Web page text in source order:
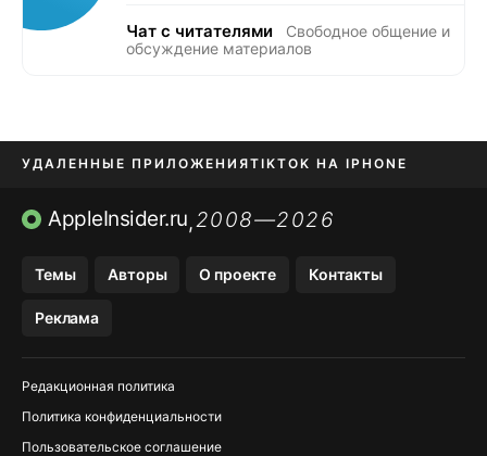
Чат с читателями
Свободное общение и
обсуждение материалов
УДАЛЕННЫЕ ПРИЛОЖЕНИЯTIKTOK НА IPHONE
ПРИЛОЖЕНИЯ БЕЗ APP STORE
AppleInsider.ru,2008—2026
Темы Авторы О проекте Контакты
Реклама
Редакционная политика
Политика конфиденциальности
Пользовательское соглашение